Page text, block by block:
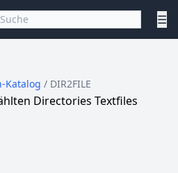
☰
Katalog / DIR2FILE
Directories Textfiles